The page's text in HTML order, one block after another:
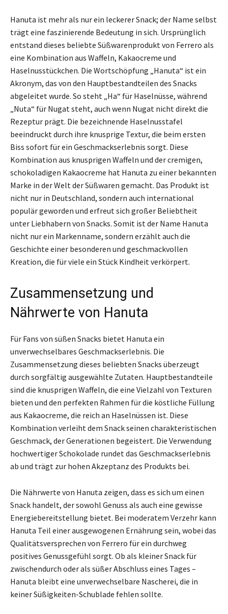
Hanuta ist mehr als nur ein leckerer Snack; der Name selbst
trägt eine faszinierende Bedeutung in sich. Ursprünglich
entstand dieses beliebte Süßwarenprodukt von Ferrero als
eine Kombination aus Waffeln, Kakaocreme und
Haselnusstückchen. Die Wortschöpfung „Hanuta“ ist ein
Akronym, das von den Hauptbestandteilen des Snacks
abgeleitet wurde. So steht „Ha“ für Haselnüsse, während
„Nuta“ für Nugat steht, auch wenn Nugat nicht direkt die
Rezeptur prägt. Die bezeichnende Haselnusstafel
beeindruckt durch ihre knusprige Textur, die beim ersten
Biss sofort für ein Geschmackserlebnis sorgt. Diese
Kombination aus knusprigen Waffeln und der cremigen,
schokoladigen Kakaocreme hat Hanuta zu einer bekannten
Marke in der Welt der Süßwaren gemacht. Das Produkt ist
nicht nur in Deutschland, sondern auch international
populär geworden und erfreut sich großer Beliebtheit
unter Liebhabern von Snacks. Somit ist der Name Hanuta
nicht nur ein Markenname, sondern erzählt auch die
Geschichte einer besonderen und geschmackvollen
Kreation, die für viele ein Stück Kindheit verkörpert.
Zusammensetzung und
Nährwerte von Hanuta
Für Fans von süßen Snacks bietet Hanuta ein
unverwechselbares Geschmackserlebnis. Die
Zusammensetzung dieses beliebten Snacks überzeugt
durch sorgfältig ausgewählte Zutaten. Hauptbestandteile
sind die knusprigen Waffeln, die eine Vielzahl von Texturen
bieten und den perfekten Rahmen für die köstliche Füllung
aus Kakaocreme, die reich an Haselnüssen ist. Diese
Kombination verleiht dem Snack seinen charakteristischen
Geschmack, der Generationen begeistert. Die Verwendung
hochwertiger Schokolade rundet das Geschmackserlebnis
ab und trägt zur hohen Akzeptanz des Produkts bei.
Die Nährwerte von Hanuta zeigen, dass es sich um einen
Snack handelt, der sowohl Genuss als auch eine gewisse
Energiebereitstellung bietet. Bei moderatem Verzehr kann
Hanuta Teil einer ausgewogenen Ernährung sein, wobei das
Qualitätsversprechen von Ferrero für ein durchweg
positives Genussgefühl sorgt. Ob als kleiner Snack für
zwischendurch oder als süßer Abschluss eines Tages –
Hanuta bleibt eine unverwechselbare Nascherei, die in
keiner Süßigkeiten-Schublade fehlen sollte.